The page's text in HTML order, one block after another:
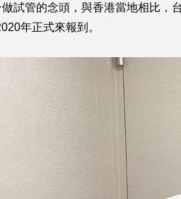
試管的念頭，與香港當地相比
年正式來報到。